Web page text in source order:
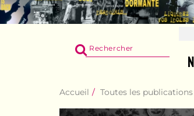
RECHERCHER
SUR
Accueil Toutes les publications